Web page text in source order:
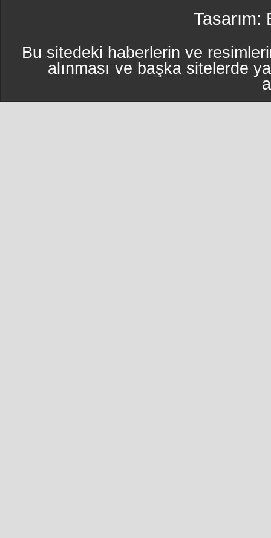
Tasarım:
Bu sitedeki haberlerin ve
alınması ve başka sitelerde